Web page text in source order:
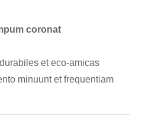
coronat
et eco-amicas
minuunt et frequentiam